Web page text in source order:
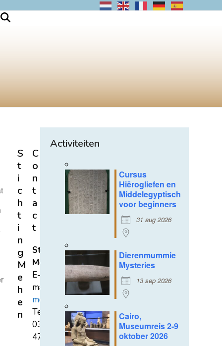
Activiteiten
Cursus
Hiërogliefen en
Middelegyptisch
voor beginners
31 aug 2026
Dierenmummie
Mysteries
13 sep 2026
Cairo,
Museumreis 2-9
oktober 2026
S
t
i
c
h
t
i
n
g
M
e
h
e
n
C
o
n
t
a
c
t
Stichting
Mehen
E-
mail:
mehen@hetnet.nl
Tel.:
0318-
471689